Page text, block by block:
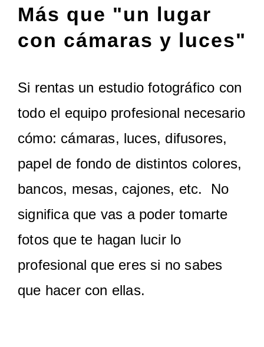
Más que "un lugar
con cámaras y luces"
Si rentas un estudio fotográfico con
todo el equipo profesional necesario
cómo: cámaras, luces, difusores,
papel de fondo de distintos colores,
bancos, mesas, cajones, etc. No
significa que vas a poder tomarte
fotos que te hagan lucir lo
profesional que eres si no sabes
que hacer con ellas.